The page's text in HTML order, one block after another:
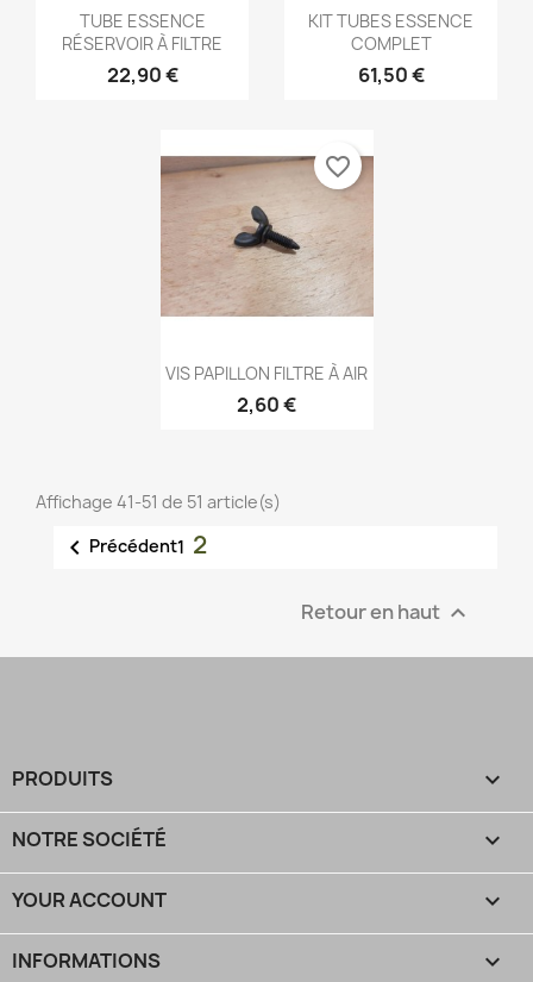
Aperçu rapide
TUBE ESSENCE
RÉSERVOIR À FILTRE
22,90 €
Aperçu rapide
KIT TUBES ESSENCE
COMPLET
61,50 €
Aperçu rapide
VIS PAPILLON FILTRE À AIR
2,60 €
favorite_border
Affichage 41-51 de 51 article(s)
 Précédent1 2
Retour en haut 
PRODUITS 
NOTRE SOCIÉTÉ 
YOUR ACCOUNT 
INFORMATIONS keyboard_arrow_down